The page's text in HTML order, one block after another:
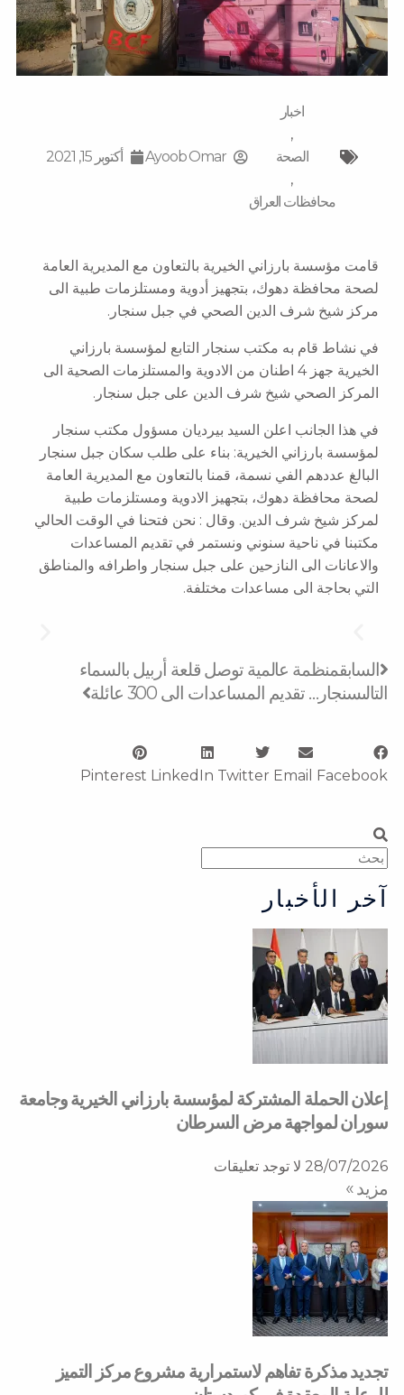
اخبار
,
الصحة
,
محافظات العراق
Ayoob Omar أكتوبر 15, 2021
قامت مؤسسة بارزاني الخيرية بالتعاون مع المديرية العامة
لصحة محافظة دهوك، بتجهيز أدوية ومستلزمات طبية الى
مركز شيخ شرف الدين الصحي في جبل سنجار.
في نشاط قام به مكتب سنجار التابع لمؤسسة بارزاني
الخيرية جهز 4 اطنان من الادوية والمستلزمات الصحية الى
المركز الصحي شيخ شرف الدين على جبل سنجار.
في هذا الجانب اعلن السيد بيرديان مسؤول مكتب سنجار
لمؤسسة بارزاني الخيرية: بناء على طلب سكان جبل سنجار
البالغ عددهم الفي نسمة، قمنا بالتعاون مع المديرية العامة
لصحة محافظة دهوك، بتجهيز الادوية ومستلزمات طبية
لمركز شيخ شرف الدين. وقال : نحن فتحنا في الوقت الحالي
مكتبنا في ناحية سنوني ونستمر في تقديم المساعدات
والاعانات الى النازحين على جبل سنجار واطرافه والمناطق
التي بحاجة الى مساعدات مختلفة.
Prev
السابقمنظمة عالمية توصل قلعة أربيل بالسماء
التالىسنجار… تقديم المساعدات الى 300 عائلة
Next
Facebook
Email
Twitter
LinkedIn
Pinterest
Search
Search
آخر الأخبار
إعلان الحملة المشتركة لمؤسسة بارزاني الخيرية وجامعة
سوران لمواجهة مرض السرطان
28/07/2026 لا توجد تعليقات
مزید »
تجديد مذكرة تفاهم لاستمرارية مشروع مركز التميز